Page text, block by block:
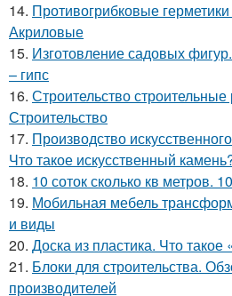
14. Противогрибковые
Акриловые
15. Изготовление садовых
– гипс
16. Строительство
Строительство
17. Производство
Что такое искусственный
18. 10 соток сколько кв метров.
19. Мобильная мебель
и виды
20. Доска из пластика. Что
21. Блоки для строительства.
производителей